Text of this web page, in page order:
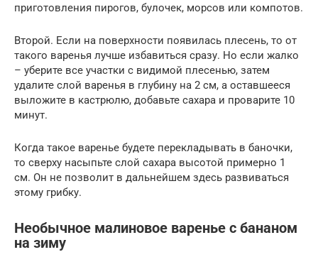
приготовления пирогов, булочек, морсов или компотов.
Второй. Если на поверхности появилась плесень, то от
такого варенья лучше избавиться сразу. Но если жалко
– уберите все участки с видимой плесенью, затем
удалите слой варенья в глубину на 2 см, а оставшееся
выложите в кастрюлю, добавьте сахара и проварите 10
минут.
Когда такое варенье будете перекладывать в баночки,
то сверху насыпьте слой сахара высотой примерно 1
см. Он не позволит в дальнейшем здесь развиваться
этому грибку.
Необычное малиновое варенье с бананом
на зиму